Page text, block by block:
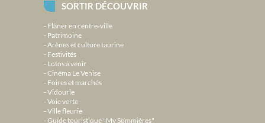
SORTIR DÉCOUVRIR
Flâner en centre-ville
Patrimoine
Arènes et culture taurine
Festivités
Lotos à venir
Cinéma Le Venise
Foires et marchés
Vidourle
Voie verte
Ville fleurie
Guide touristique "My Sommières"